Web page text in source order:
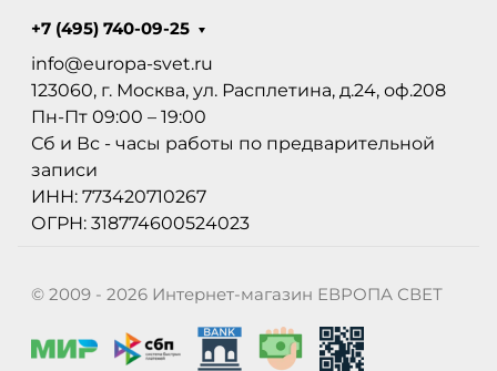
+7 (495) 740-09-25
info@europa-svet.ru
123060, г. Москва, ул. Расплетина, д.24, оф.208
Пн-Пт 09:00 – 19:00
Сб и Вс - часы работы по предварительной
записи
ИНН: 773420710267
ОГРН: 318774600524023
© 2009 - 2026 Интернет-магазин ЕВРОПА СВЕТ